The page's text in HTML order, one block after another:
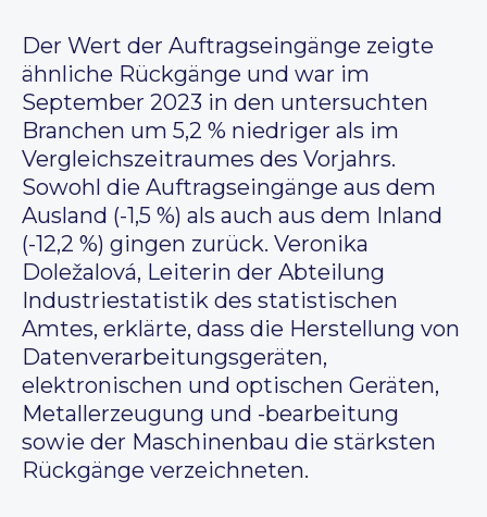
Der Wert der Auftragseingänge zeigte
ähnliche Rückgänge und war im
September 2023 in den untersuchten
Branchen um 5,2 % niedriger als im
Vergleichszeitraumes des Vorjahrs.
Sowohl die Auftragseingänge aus dem
Ausland (-1,5 %) als auch aus dem Inland
(-12,2 %) gingen zurück. Veronika
Doležalová, Leiterin der Abteilung
Industriestatistik des statistischen
Amtes, erklärte, dass die Herstellung von
Datenverarbeitungsgeräten,
elektronischen und optischen Geräten,
Metallerzeugung und -bearbeitung
sowie der Maschinenbau die stärksten
Rückgänge verzeichneten.